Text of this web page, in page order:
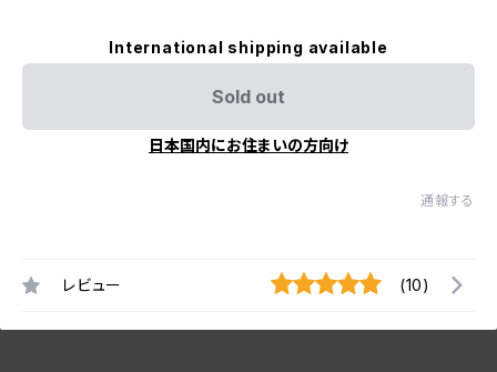
International shipping available
Sold out
日本国内にお住まいの方向け
通報する
レビュー (10)